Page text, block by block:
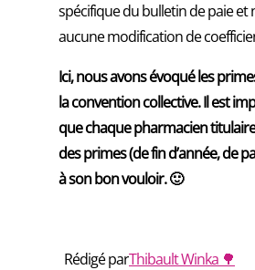
spécifique du bulletin de paie
aucune modification de
Ici, nous avons évoqué les
la convention collective. Il est
que chaque pharmacien
des primes (de fin d’année, de
à son bon vouloir. 🙂
Rédigé parThibault Winka 🌳